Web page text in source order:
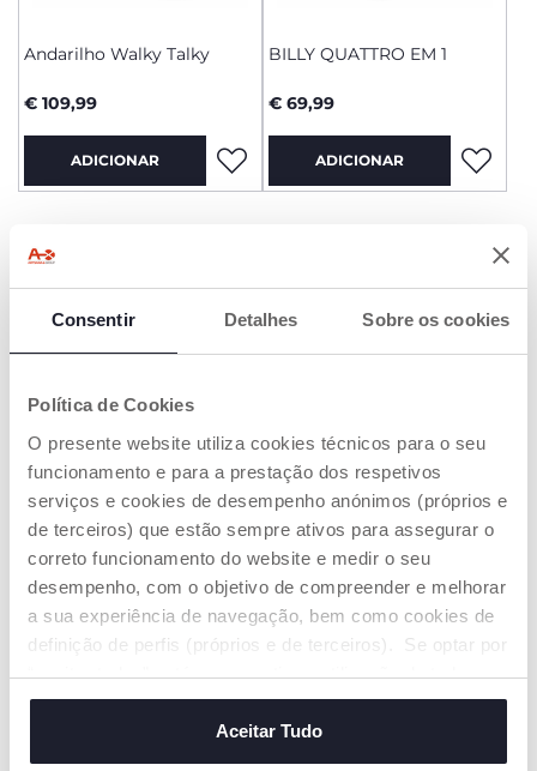
Consentir Detalhes Sobre os cookies
Política de Cookies
O presente website utiliza cookies técnicos para o seu
funcionamento e para a prestação dos respetivos
serviços e cookies de desempenho anónimos (próprios e
de terceiros) que estão sempre ativos para assegurar o
correto funcionamento do website e medir o seu
desempenho, com o objetivo de compreender e melhorar
a sua experiência de navegação, bem como cookies de
definição de perfis (próprios e de terceiros). Se optar por
“aceitar todos” está a consentir na utilização de todos os
cookies. Se quiser saber mais, alterar ou revogar o
consentimento de todos ou de alguns cookies, clique em
"mostrar detalhes". Ao fechar este aviso, está a
Aceitar Tudo
Andarilho Walky Talky
€ 109,99
ADICIONAR
BILLY QUATTRO EM 1
€ 69,99
ADICIONAR
Carrinho de Compras 2 em
1
€ 39,99
ADICIONAR
Primeiros Passos Happy
Hippy
€ 36,99
ADICIONAR